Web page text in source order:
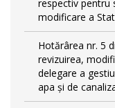
respectiv pentru
modificare a
Hotărârea nr. 5
revizuirea,
delegare a
apa și de